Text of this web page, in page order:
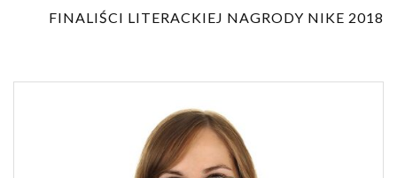
FINALIŚCI LITERACKIEJ NAGRODY NIKE 2018